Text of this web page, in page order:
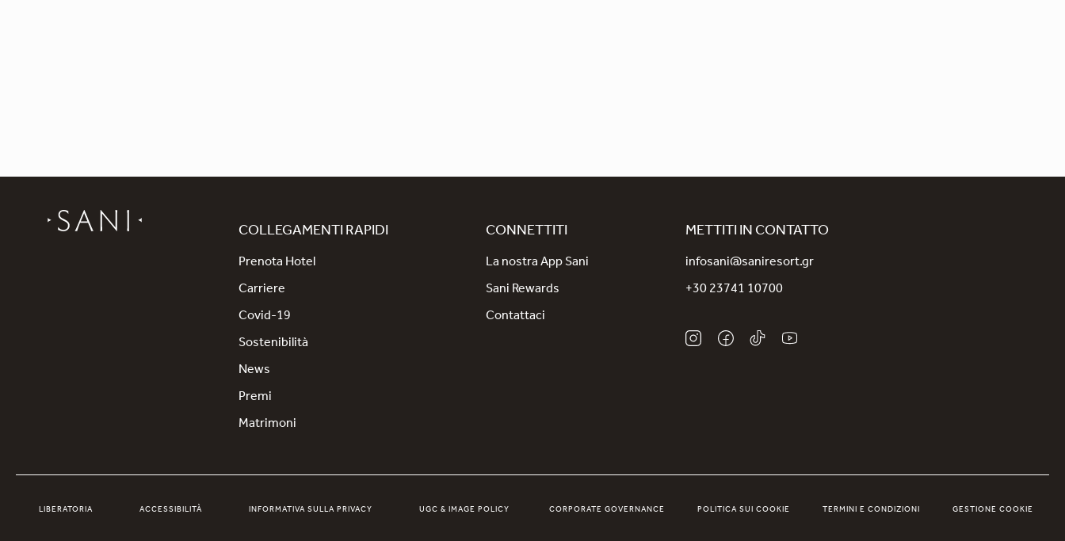
COLLEGAMENTI RAPIDI
Prenota Hotel
Carriere
Covid-19
Sostenibilità
News
Premi
Matrimoni
CONNETTITI
La nostra App Sani
Sani Rewards
Contattaci
METTITI IN CONTATTO
infosani@saniresort.gr
+30 23741 10700
LIBERATORIA ACCESSIBILITÀ INFORMATIVA SULLA PRIVACY UGC & IMAGE POLICY CORPORATE GOVERNANCE POLITICA SUI COOKIE TERMINI E CONDIZIONI GESTIONE COOKIE